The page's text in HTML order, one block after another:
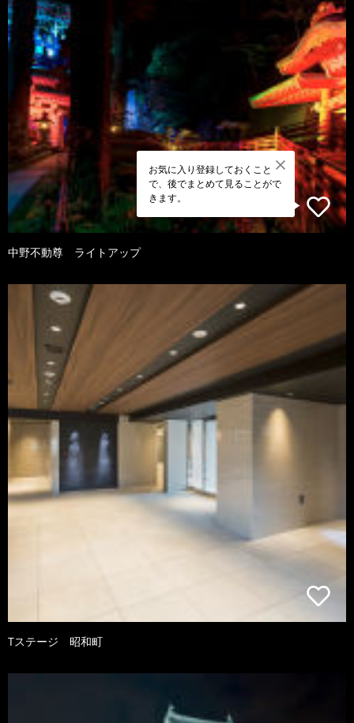
お気に入り登録しておくこと
で、後でまとめて見ることがで
きます。
中野不動尊 ライトアップ
Tステージ 昭和町